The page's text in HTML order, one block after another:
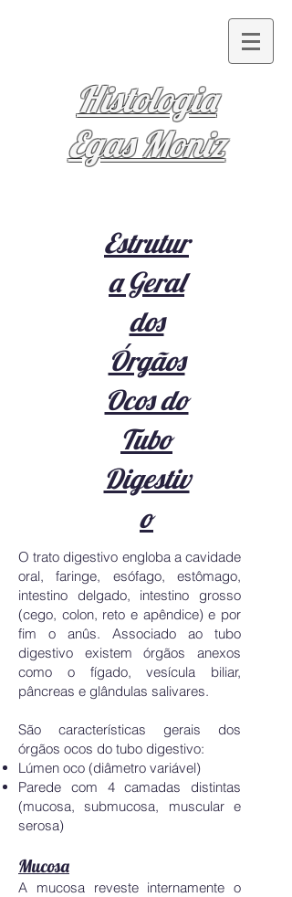
Histologia
Egas Moniz
Estrutur
a Geral
dos
Órgãos
Ocos do
Tubo
Digestiv
o
O trato digestivo engloba a cavidade
oral, faringe, esófago, estômago,
intestino delgado, intestino grosso
(cego, colon, reto e apêndice) e por
fim o anûs. Associado ao tubo
digestivo existem órgãos anexos
como o fígado, vesícula biliar,
pâncreas e glândulas salivares.
São características gerais dos
órgãos ocos do tubo digestivo:
Lúmen oco (diâmetro variável)
Parede com 4 camadas distintas
(mucosa, submucosa, muscular e
serosa)
Mucosa
A mucosa reveste internamente o